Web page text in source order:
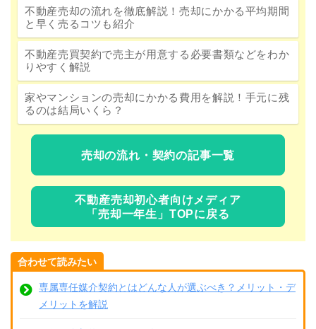
不動産売却の流れを徹底解説！売却にかかる平均期間
と早く売るコツも紹介
不動産売買契約で売主が用意する必要書類などをわか
りやすく解説
家やマンションの売却にかかる費用を解説！手元に残
るのは結局いくら？
売却の流れ・契約の記事一覧
不動産売却初心者向けメディア
「売却一年生」TOPに戻る
合わせて読みたい
専属専任媒介契約とはどんな人が選ぶべき？メリット・デ
メリットを解説